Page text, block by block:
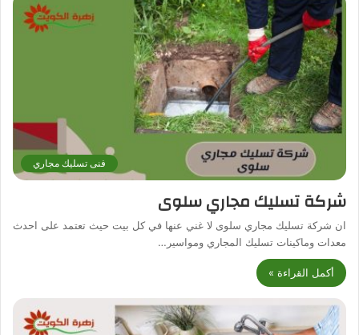
فنى تسليك مجاري
شركة تسليك مجاري سلوى
ان شركة تسليك مجاري سلوى لا غني عنها في كل بيت حيث تعتمد على احدث
معدات وماكينات تسليك المجاري ومواسير…
أكمل القراءة »